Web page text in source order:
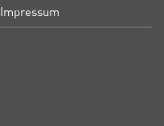
Impressum